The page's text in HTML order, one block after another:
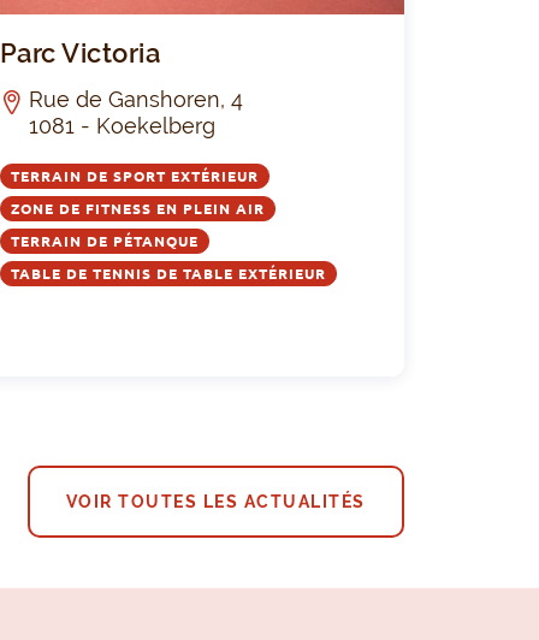
Parc Victoria
Rue de Ganshoren, 4
1081 - Koekelberg
TERRAIN DE SPORT EXTÉRIEUR
ZONE DE FITNESS EN PLEIN AIR
TERRAIN DE PÉTANQUE
TABLE DE TENNIS DE TABLE EXTÉRIEUR
VOIR TOUTES LES ACTUALITÉS